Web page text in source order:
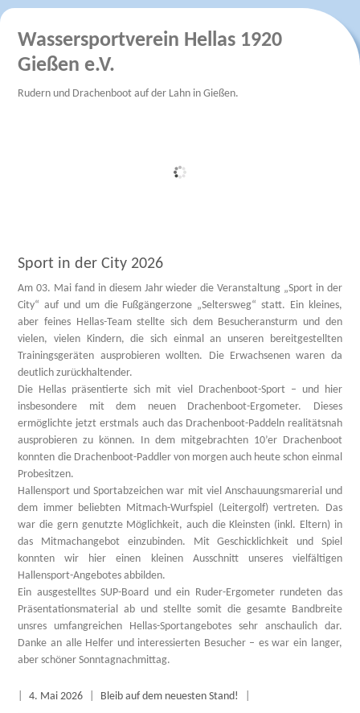
Wassersportverein Hellas 1920
Gießen e.V.
Rudern und Drachenboot auf der Lahn in Gießen.
Sport in der City 2026
Am 03. Mai fand in diesem Jahr wieder die Veranstaltung „Sport in der
City“ auf und um die Fußgängerzone „Seltersweg“ statt. Ein kleines,
aber feines Hellas-Team stellte sich dem Besucheransturm und den
vielen, vielen Kindern, die sich einmal an unseren bereitgestellten
Trainingsgeräten ausprobieren wollten. Die Erwachsenen waren da
deutlich zurückhaltender.
Die Hellas präsentierte sich mit viel Drachenboot-Sport – und hier
insbesondere mit dem neuen Drachenboot-Ergometer. Dieses
ermöglichte jetzt erstmals auch das Drachenboot-Paddeln realitätsnah
ausprobieren zu können. In dem mitgebrachten 10’er Drachenboot
konnten die Drachenboot-Paddler von morgen auch heute schon einmal
Probesitzen.
Hallensport und Sportabzeichen war mit viel Anschauungsmarerial und
dem immer beliebten Mitmach-Wurfspiel (Leitergolf) vertreten. Das
war die gern genutzte Möglichkeit, auch die Kleinsten (inkl. Eltern) in
das Mitmachangebot einzubinden. Mit Geschicklichkeit und Spiel
konnten wir hier einen kleinen Ausschnitt unseres vielfältigen
Hallensport-Angebotes abbilden.
Ein ausgestelltes SUP-Board und ein Ruder-Ergometer rundeten das
Präsentationsmaterial ab und stellte somit die gesamte Bandbreite
unsres umfangreichen Hellas-Sportangebotes sehr anschaulich dar.
Danke an alle Helfer und interessierten Besucher – es war ein langer,
aber schöner Sonntagnachmittag.
4. Mai 2026 Bleib auf dem neuesten Stand!